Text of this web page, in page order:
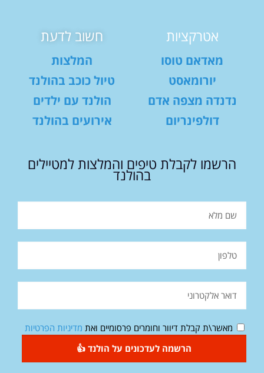
אטרקציות
מאדאם טוסו
יורומאסט
נדנדה מצפה אדם
דולפינריום
חשוב לדעת
המלצות
טיול כוכב בהולנד
הולנד עם ילדים
אירועים בהולנד
הרשמו לקבלת טיפים והמלצות למטיילים
בהולנד
מאשר\ת קבלת דיוור וחומרים פרסומיים ואת מדיניות הפרטיות
הרשמה לעדכונים על הולנד 👍